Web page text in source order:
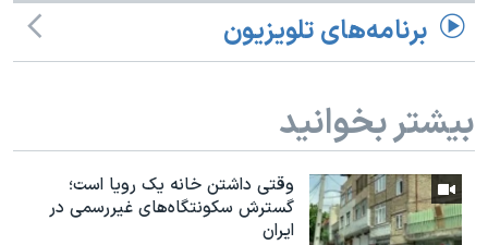
برنامه‌های تلویزیون
بیشتر بخوانید
وقتی داشتن خانه یک رویا است؛
گسترش سکونتگاه‌های غیررسمی در
ایران